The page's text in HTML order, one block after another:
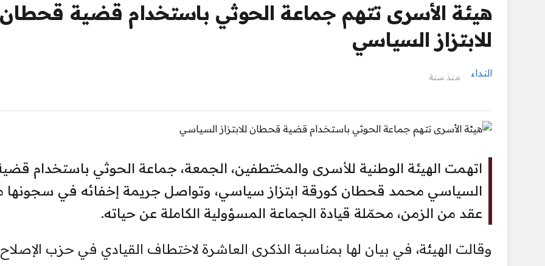
هيئة الأسرى تتهم جماعة الحوثي باستخدام قضية قحطان
للابتزاز السياسي
النداء منذ سنة
اتهمت الهيئة الوطنية للأسرى والمختطفين، الجمعة، جماعة الحوثي باستخدام
السياسي محمد قحطان كورقة ابتزاز سياسي، وتواصل جريمة إخفائه في سجونها
عقد من الزمن، محمّلة قيادة الجماعة المسؤولية الكاملة عن حياته.
وقالت الهيئة، في بيان لها بمناسبة الذكرى العاشرة لاختطاف القيادي في حزب الإصلاح